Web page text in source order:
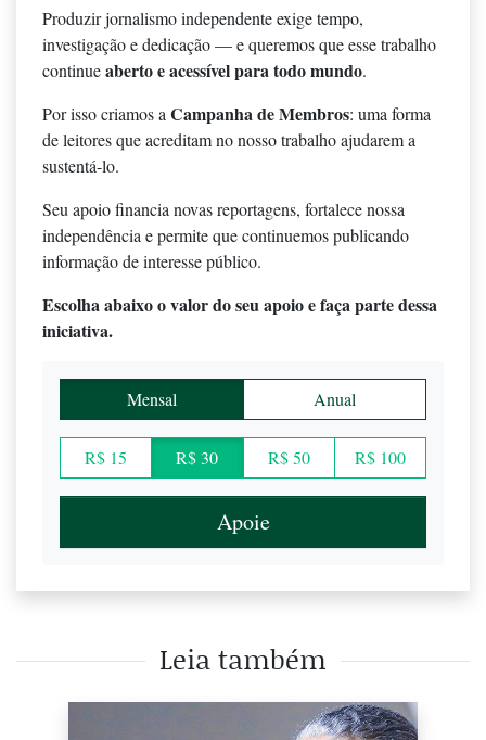
Produzir jornalismo independente exige tempo,
investigação e dedicação — e queremos que esse trabalho
continueaberto e acessível para todo mundo.
Por isso criamos a Campanha de Membros: uma forma
de leitores que acreditam no nosso trabalho ajudarem a
sustentá-lo.
Seu apoio financia novas reportagens, fortalece nossa
independência e permite que continuemos publicando
informação de interesse público.
Escolha abaixo o valor do seu apoio e faça parte dessa
iniciativa.
Mensal Anual
R$ 15 R$ 30 R$ 50 R$ 100
Apoie
Leia também